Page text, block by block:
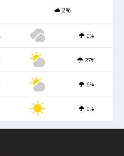
2%
0%
27%
6%
0%